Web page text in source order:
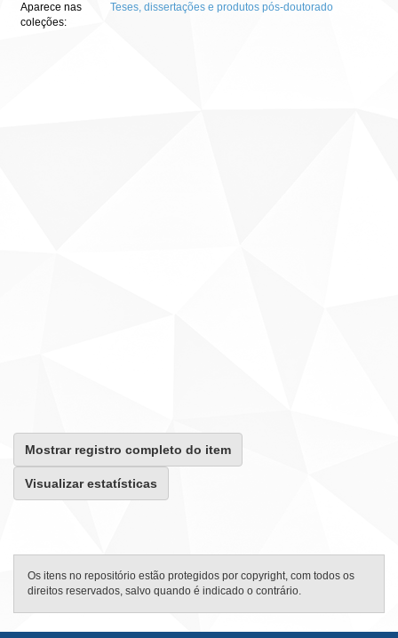
Aparece nas
coleções:
Teses, dissertações e produtos pós-doutorado
Mostrar registro completo do item
Visualizar estatísticas
Os itens no repositório estão protegidos por copyright, com todos os
direitos reservados, salvo quando é indicado o contrário.